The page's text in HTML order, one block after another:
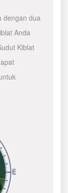
dengan dua
Anda
Kiblat